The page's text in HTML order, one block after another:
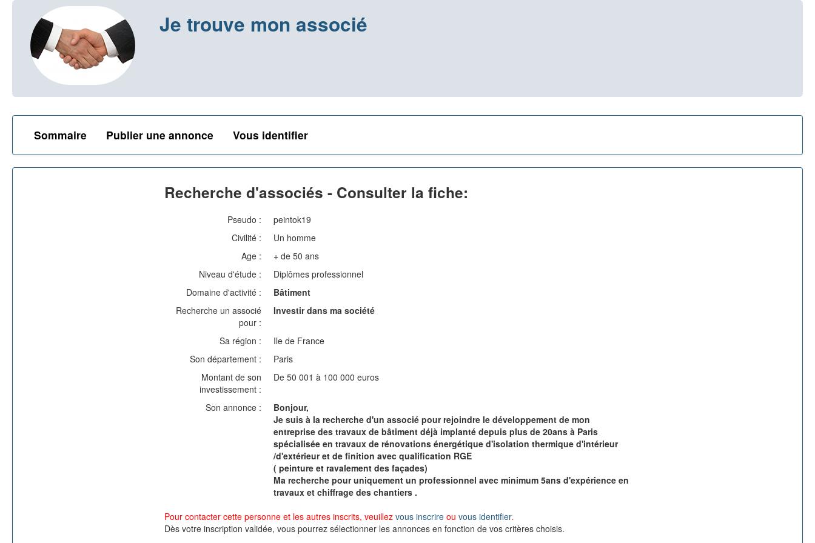
Je trouve mon associé
Sommaire Publier une annonce Vous identifier
Recherche d'associés - Consulter la fiche:
Pseudo :
peintok19
Civilité :
Un homme
Age :
+ de 50 ans
Niveau d'étude :
Diplômes professionnel
Domaine d'activité :
Bâtiment
Recherche un associé
pour :
Investir dans ma société
Sa région :
Ile de France
Son département :
Paris
Montant de son
investissement :
De 50 001 à 100 000 euros
Son annonce :
Bonjour,
Je suis à la recherche d'un associé pour rejoindre le développement de mon
entreprise des travaux de bâtiment déjà implanté depuis plus de 20ans à Paris
spécialisée en travaux de rénovations énergétique d'isolation thermique d'intérieur
/d'extérieur et de finition avec qualification RGE
( peinture et ravalement des façades)
Ma recherche pour uniquement un professionnel avec minimum 5ans d'expérience en
travaux et chiffrage des chantiers .
Pour contacter cette personne et les autres inscrits, veuillez vous inscrire ou vous identifier.
Dès votre inscription validée, vous pourrez sélectionner les annonces en fonction de vos critères choisis.